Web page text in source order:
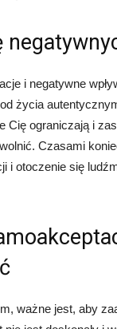
i negatywne
życia
Cię ograniczają i
Czasami
i otoczenie się
ważne jest, aby